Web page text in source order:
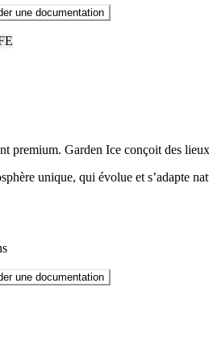
une documentation
premium. Garden Ice conçoit des
unique, qui évolue et s’adapte
une documentation